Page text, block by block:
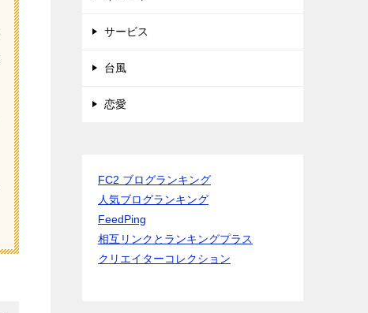
サービス
台風
恋愛
FC2 ブログランキング
人気ブログランキング
FeedPing
相互リンクとランキングプラス
クリエイターコレクション